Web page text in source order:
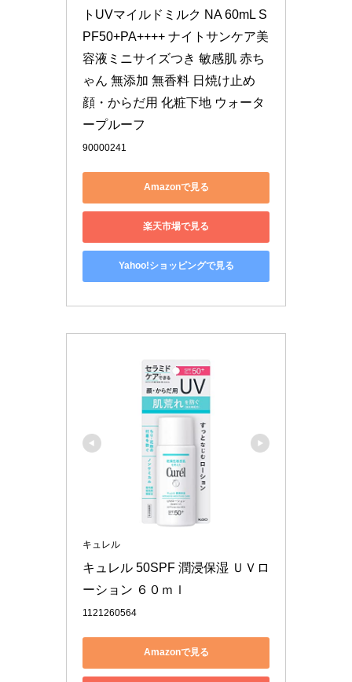
トUVマイルドミルク NA 60mL S
PF50+PA++++ ナイトサンケア美
容液ミニサイズつき 敏感肌 赤ち
ゃん 無添加 無香料 日焼け止め
顔・からだ用 化粧下地 ウォータ
ープルーフ
90000241
Amazonで見る
楽天市場で見る
Yahoo!ショッピングで見る
キュレル
キュレル 50SPF 潤浸保湿 ＵＶロ
ーション ６０ｍｌ
1121260564
Amazonで見る